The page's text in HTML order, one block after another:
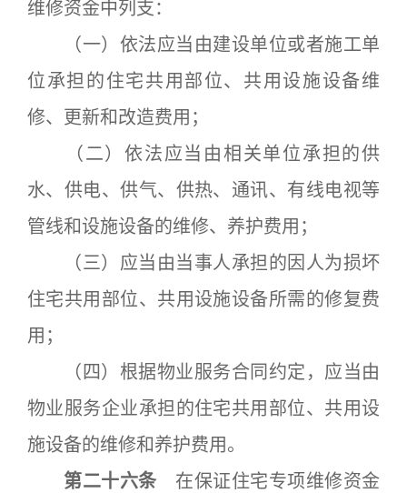
维修资金中列支：
（一）依法应当由建设单位或者施工单
位承担的住宅共用部位、共用设施设备维
修、更新和改造费用；
（二）依法应当由相关单位承担的供
水、供电、供气、供热、通讯、有线电视等
管线和设施设备的维修、养护费用；
（三）应当由当事人承担的因人为损坏
住宅共用部位、共用设施设备所需的修复费
用；
（四）根据物业服务合同约定，应当由
物业服务企业承担的住宅共用部位、共用设
施设备的维修和养护费用。
第二十六条 在保证住宅专项维修资金